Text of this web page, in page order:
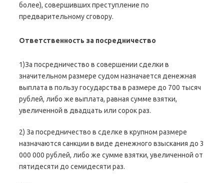
более), совершивших преступление по
предварительному сговору.
Ответственность за посредничество
1)За посредничество в совершении сделки в
значительном размере судом назначается денежная
выплата в пользу государства в размере до 700 тысяч
рублей, либо же выплата, равная сумме взятки,
увеличенной в двадцать или сорок раз.
2) За посредничество в сделке в крупном размере
назначаются санкции в виде денежного взыскания до 3
000 000 рублей, либо же сумме взятки, увеличенной от
пятидесяти до семидесяти раз.